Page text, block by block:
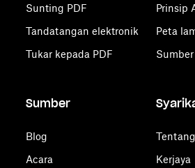
Sunting PDF
Tandatangan elektronik
Tukar kepada PDF
Prinsip
Peta
Sumber
Blog
Acara
Kerjaya